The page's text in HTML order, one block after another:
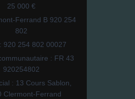
25 000 €
Ferrand B 920 254
802
920 254 802 00027
: FR 43
920254802
: 13 Cours Sablon,
Clermont-Ferrand